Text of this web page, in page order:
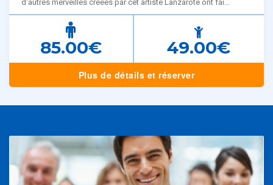
d'autres merveilles créées par cet artiste Lanzarote ont fai...
85.00€ 49.00€
Plus de détails et réserver